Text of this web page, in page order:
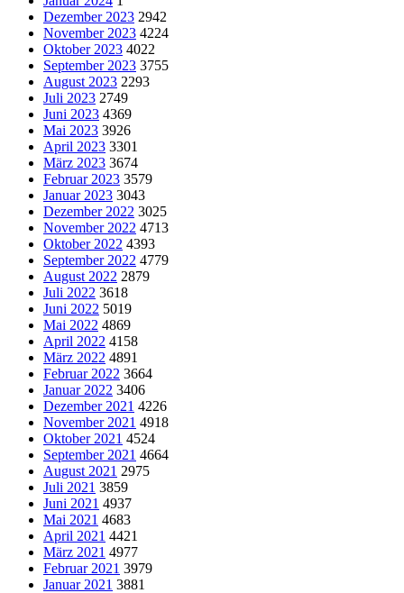
Dezember 2023 2942
November 2023 4224
Oktober 2023 4022
September 2023 3755
August 2023 2293
Juli 2023 2749
Juni 2023 4369
Mai 2023 3926
April 2023 3301
März 2023 3674
Februar 2023 3579
Januar 2023 3043
Dezember 2022 3025
November 2022 4713
Oktober 2022 4393
September 2022 4779
August 2022 2879
Juli 2022 3618
Juni 2022 5019
Mai 2022 4869
April 2022 4158
März 2022 4891
Februar 2022 3664
Januar 2022 3406
Dezember 2021 4226
November 2021 4918
Oktober 2021 4524
September 2021 4664
August 2021 2975
Juli 2021 3859
Juni 2021 4937
Mai 2021 4683
April 2021 4421
März 2021 4977
Februar 2021 3979
Januar 2021 3881